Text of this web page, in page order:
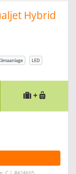
Hybrid
LED
+